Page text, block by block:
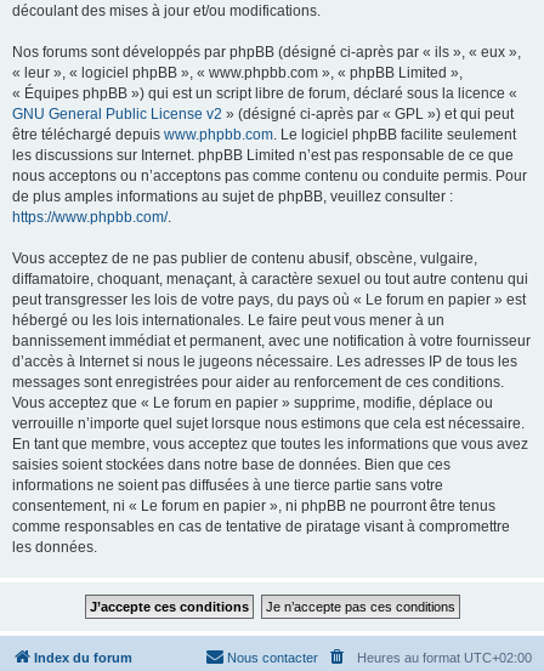
découlant des mises à jour et/ou modifications.
Nos forums sont développés par phpBB (désigné ci-après par « ils », « eux »,
« leur », « logiciel phpBB », « www.phpbb.com », « phpBB Limited »,
« Équipes phpBB ») qui est un script libre de forum, déclaré sous la licence «
GNU General Public License v2 » (désigné ci-après par « GPL ») et qui peut
être téléchargé depuis www.phpbb.com. Le logiciel phpBB facilite seulement
les discussions sur Internet. phpBB Limited n’est pas responsable de ce que
nous acceptons ou n’acceptons pas comme contenu ou conduite permis. Pour
de plus amples informations au sujet de phpBB, veuillez consulter :
https://www.phpbb.com/.
Vous acceptez de ne pas publier de contenu abusif, obscène, vulgaire,
diffamatoire, choquant, menaçant, à caractère sexuel ou tout autre contenu qui
peut transgresser les lois de votre pays, du pays où « Le forum en papier » est
hébergé ou les lois internationales. Le faire peut vous mener à un
bannissement immédiat et permanent, avec une notification à votre fournisseur
d’accès à Internet si nous le jugeons nécessaire. Les adresses IP de tous les
messages sont enregistrées pour aider au renforcement de ces conditions.
Vous acceptez que « Le forum en papier » supprime, modifie, déplace ou
verrouille n’importe quel sujet lorsque nous estimons que cela est nécessaire.
En tant que membre, vous acceptez que toutes les informations que vous avez
saisies soient stockées dans notre base de données. Bien que ces
informations ne soient pas diffusées à une tierce partie sans votre
consentement, ni « Le forum en papier », ni phpBB ne pourront être tenus
comme responsables en cas de tentative de piratage visant à compromettre
les données.
Index du forum Heures au format UTC+02:00
Nous contacter